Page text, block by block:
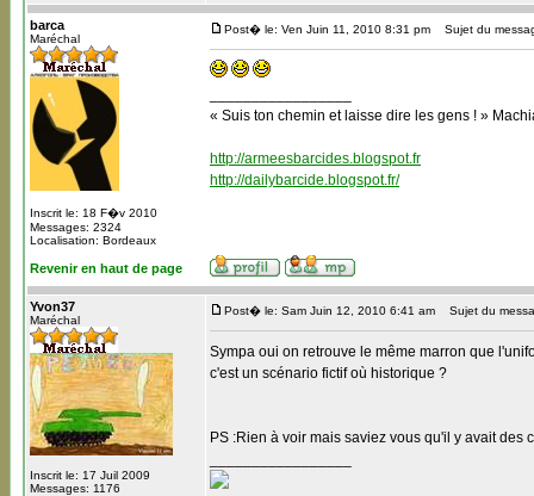
barca
Maréchal
Inscrit le: 18 F�v 2010
Messages: 2324
Localisation: Bordeaux
Post� le: Ven Juin 11, 2010 8:31 pm Sujet du
« Suis ton chemin et laisse dire les gens ! »
http://armeesbarcides.blogspot.fr
http://dailybarcide.blogspot.fr/
Revenir en haut de page
Yvon37
Maréchal
Inscrit le: 17 Juil 2009
Messages: 1176
Post� le: Sam Juin 12, 2010 6:41 am Sujet du
Sympa oui on retrouve le même marron que
c'est un scénario fictif où historique ?
PS :Rien à voir mais saviez vous qu'il y avait